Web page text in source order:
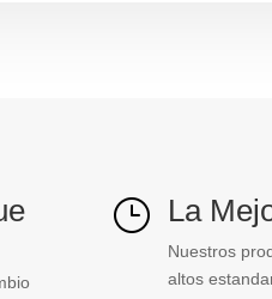
} La
Nuestros
altos